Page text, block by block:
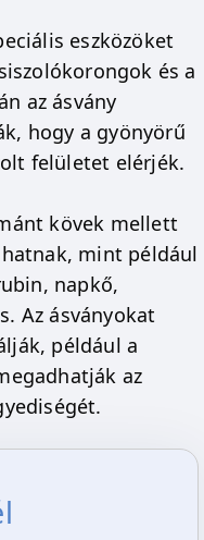
eszközöket
és a
az ásvány
hogy a gyönyörű
felületet elérjék.
kövek mellett
mint például
napkő,
Az ásványokat
például a
az